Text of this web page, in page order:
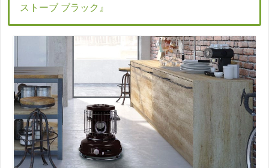
ストーブ ブラック』